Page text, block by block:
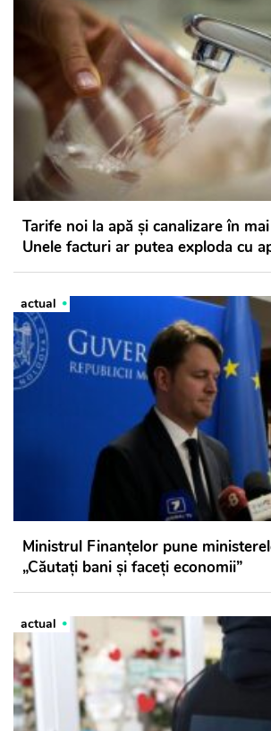
Tarife noi la apă și canalizare în
Unele facturi ar putea exploda cu
actual
Ministrul Finanțelor pune
„Căutați bani și faceți economii”
actual